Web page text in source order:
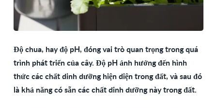
Độ chua, hay độ pH, đóng vai trò quan trọng trong quá
trình phát triển của cây. Độ pH ảnh hưởng đến hình
thức các chất dinh dưỡng hiện diện trong đất, và sau đó
là khả năng có sẵn các chất dinh dưỡng này trong đất.